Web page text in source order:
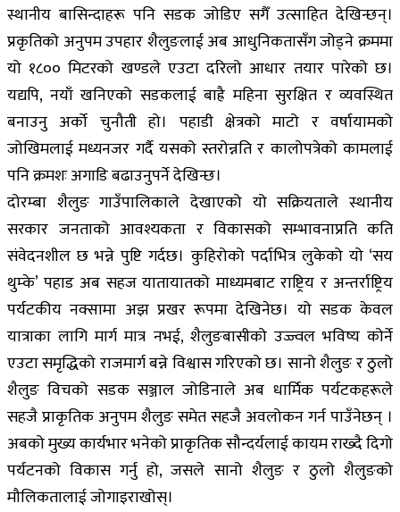
स्थानीय बासिन्दाहरू पनि सडक जोडिए सगैँ उत्साहित देखिन्छन्।
प्रकृतिको अनुपम उपहार शैलुङलाई अब आधुनिकतासँग जोड्ने क्रममा
यो १८०० मिटरको खण्डले एउटा दरिलो आधार तयार पारेको छ।
यद्यपि, नयाँ खनिएको सडकलाई बाह्रै महिना सुरक्षित र व्यवस्थित
बनाउनु अर्को चुनौती हो। पहाडी क्षेत्रको माटो र वर्षायामको
जोखिमलाई मध्यनजर गर्दै यसको स्तरोन्नति र कालोपत्रेको कामलाई
पनि क्रमशः अगाडि बढाउनुपर्ने देखिन्छ।
दोरम्बा शैलुङ गाउँपालिकाले देखाएको यो सक्रियताले स्थानीय
सरकार जनताको आवश्यकता र विकासको सम्भावनाप्रति कति
संवेदनशील छ भन्ने पुष्टि गर्दछ। कुहिरोको पर्दाभित्र लुकेको यो ‘सय
थुम्के’ पहाड अब सहज यातायातको माध्यमबाट राष्ट्रिय र अन्तर्राष्ट्रिय
पर्यटकीय नक्सामा अझ प्रखर रूपमा देखिनेछ। यो सडक केवल
यात्राका लागि मार्ग मात्र नभई, शैलुङबासीको उज्ज्वल भविष्य कोर्ने
एउटा समृद्धिको राजमार्ग बन्ने विश्वास गरिएको छ। सानो शैलुङ र ठुलो
शैलुङ विचको सडक सञ्जाल जोडिनाले अब धार्मिक पर्यटकहरूले
सहजै प्राकृतिक अनुपम शैलुङ समेत सहजै अवलोकन गर्न पाउँनेछन् ।
अबको मुख्य कार्यभार भनेको प्राकृतिक सौन्दर्यलाई कायम राख्दै दिगो
पर्यटनको विकास गर्नु हो, जसले सानो शैलुङ र ठुलो शैलुङको
मौलिकतालाई जोगाइराखोस्।